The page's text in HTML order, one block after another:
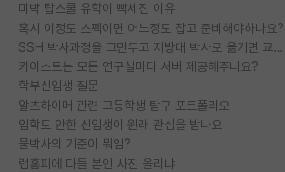
미박 탑스쿨 유학이 빡세진 이유
혹시 이정도 스펙이면 어느정도 잡고 준비해야하나요?
SSH 박사과정을 그만두고 지방대 박사로 옮기면 교수의 꿈은 끝일까요?
카이스트는 모든 연구실마다 서버 제공해주나요?
학부신입생 질문
알츠하이머 관련 고등학생 탐구 포트폴리오
입학도 안한 신입생이 원래 관심을 받나요
물박사의 기준이 뭐임?
랩홈피에 다들 본인 사진 올리냐